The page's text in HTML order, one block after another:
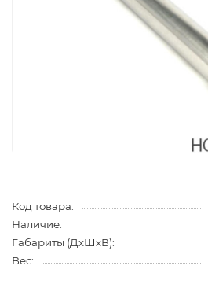
Код товара:
Наличие:
Габариты (ДхШхВ):
Вес: